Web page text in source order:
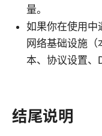
量。
如果你在使用中
网络基础设施
本、协议设置、
结尾说明